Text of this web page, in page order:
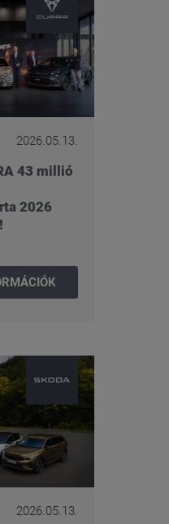
2026.05.13.
43 millió
2026
2026.05.13.